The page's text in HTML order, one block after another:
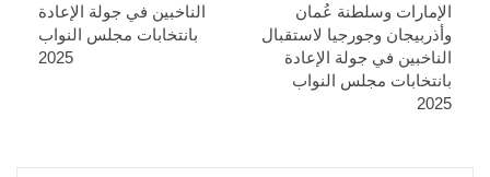
الناخبين في جولة الإعادة
بانتخابات مجلس النواب
2025
الإمارات وسلطنة عُمان
وأذربيجان وجورجيا لاستقبال
الناخبين في جولة الإعادة
بانتخابات مجلس النواب
2025